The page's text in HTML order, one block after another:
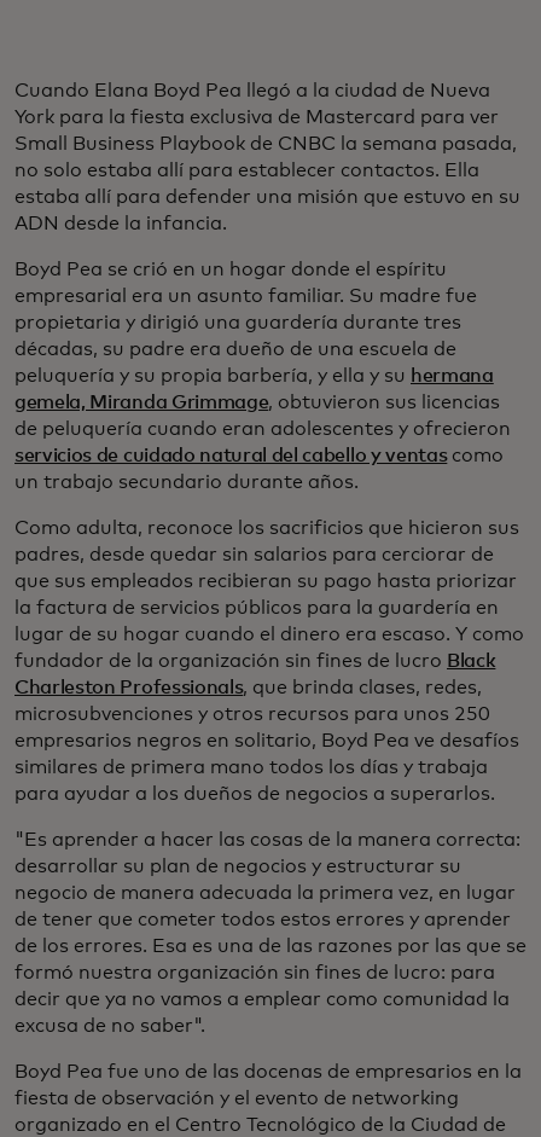
Cuando Elana Boyd Pea llegó a la ciudad de Nueva
York para la fiesta exclusiva de Mastercard para ver
Small Business Playbook de CNBC la semana pasada,
no solo estaba allí para establecer contactos. Ella
estaba allí para defender una misión que estuvo en su
ADN desde la infancia.
Boyd Pea se crió en un hogar donde el espíritu
empresarial era un asunto familiar. Su madre fue
propietaria y dirigió una guardería durante tres
décadas, su padre era dueño de una escuela de
peluquería y su propia barbería, y ella y su hermana
gemela, Miranda Grimmage, obtuvieron sus licencias
de peluquería cuando eran adolescentes y ofrecieron
servicios de cuidado natural del cabello y ventascomo
un trabajo secundario durante años.
Como adulta, reconoce los sacrificios que hicieron sus
padres, desde quedar sin salarios para cerciorar de
que sus empleados recibieran su pago hasta priorizar
la factura de servicios públicos para la guardería en
lugar de su hogar cuando el dinero era escaso. Y como
fundador de la organización sin fines de lucro Black
Charleston Professionals, que brinda clases, redes,
microsubvenciones y otros recursos para unos 250
empresarios negros en solitario, Boyd Pea ve desafíos
similares de primera mano todos los días y trabaja
para ayudar a los dueños de negocios a superarlos.
"Es aprender a hacer las cosas de la manera correcta:
desarrollar su plan de negocios y estructurar su
negocio de manera adecuada la primera vez, en lugar
de tener que cometer todos estos errores y aprender
de los errores. Esa es una de las razones por las que se
formó nuestra organización sin fines de lucro: para
decir que ya no vamos a emplear como comunidad la
excusa de no saber".
Boyd Pea fue uno de las docenas de empresarios en la
fiesta de observación y el evento de networking
organizado en el Centro Tecnológico de la Ciudad de